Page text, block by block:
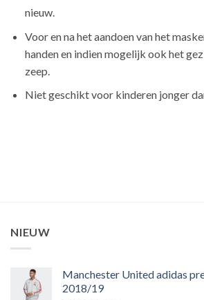
nieuw.
Voor en na het aandoen van het
handen en indien mogelijk ook het
zeep.
Niet geschikt voor kinderen jonger
NIEUW
Manchester United adidas
2018/19